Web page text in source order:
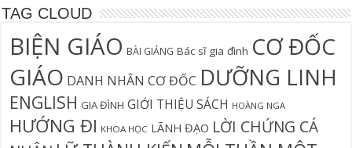
TAG CLOUD
BIỆN GIÁO BÀI GIẢNG Bác sĩ gia đình CƠ ĐỐC
GIÁO DANH NHÂN CƠ ĐỐC DƯỠNG LINH
ENGLISH GIA ĐÌNH GIỚI THIỆU SÁCH HOÀNG NGA
HƯỚNG ĐI KHOA HỌC LÃNH ĐẠO LỜI CHỨNG CÁ